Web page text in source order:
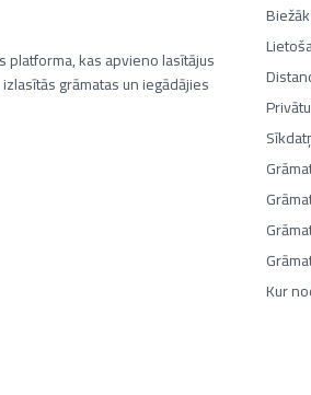
platforma, kas apvieno lasītājus
grāmatas un iegādājies
Kur